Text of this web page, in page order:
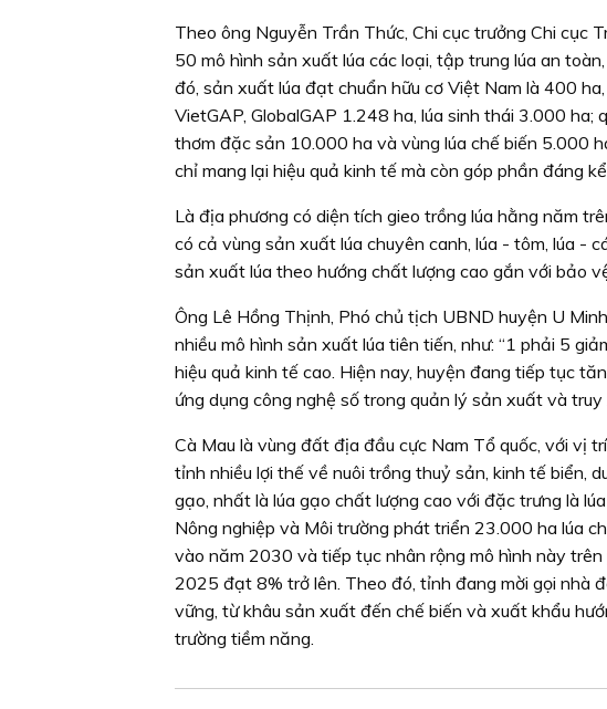
Theo ông Nguyễn Trần Thức, Chi cục trưởng Chi cục
50 mô hình sản xuất lúa các loại, tập trung lúa an toàn,
đó, sản xuất lúa đạt chuẩn hữu cơ Việt Nam là 400
VietGAP, GlobalGAP 1.248 ha, lúa sinh thái 3.000
thơm đặc sản 10.000 ha và vùng lúa chế biến 5.000
chỉ mang lại hiệu quả kinh tế mà còn góp phần đáng
Là địa phương có diện tích gieo trồng lúa hằng năm
có cả vùng sản xuất lúa chuyên canh, lúa - tôm, lúa -
sản xuất lúa theo hướng chất lượng cao gắn với bảo
Ông Lê Hồng Thịnh, Phó chủ tịch UBND huyện U
nhiều mô hình sản xuất lúa tiên tiến, như: “1 phải 5
hiệu quả kinh tế cao. Hiện nay, huyện đang tiếp tục
ứng dụng công nghệ số trong quản lý sản xuất và truy
Cà Mau là vùng đất địa đầu cực Nam Tổ quốc, với vị
tỉnh nhiều lợi thế về nuôi trồng thuỷ sản, kinh tế biển,
gạo, nhất là lúa gạo chất lượng cao với đặc trưng là
Nông nghiệp và Môi trường phát triển 23.000 ha lúa
vào năm 2030 và tiếp tục nhân rộng mô hình này
2025 đạt 8% trở lên. Theo đó, tỉnh đang mời gọi nhà
vững, từ khâu sản xuất đến chế biến và xuất khẩu
trường tiềm năng.